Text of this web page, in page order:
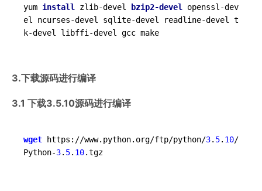
yum install zlib-devel bzip2-devel openssl-dev
el ncurses-devel sqlite-devel readline-devel t
3.下载源码进行编译
3.1 下载3.5.10源码进行编译
wget https://www.python.org/ftp/python/3. 5. 10/
Python-3. 5. 10